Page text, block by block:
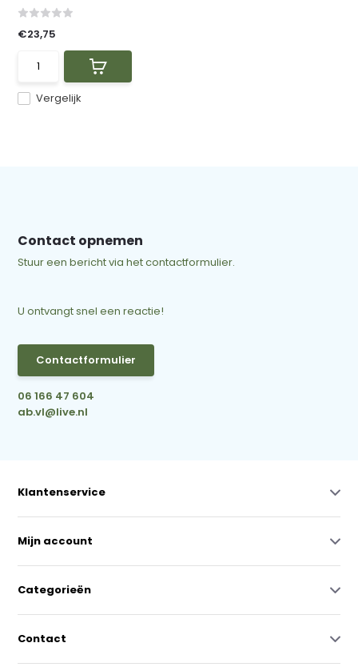
Vergelijk
€23,75
Contact opnemen
Stuur een bericht via het contactformulier.
U ontvangt snel een reactie!
Contactformulier
06 166 47 604
ab.vl@live.nl
Klantenservice
Mijn account
Categorieën
Contact